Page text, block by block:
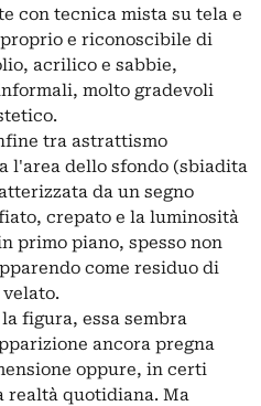
con tecnica mista su tela e
e riconoscibile di
acrilico e sabbie,
molto gradevoli
tra astrattismo
l'area dello sfondo (sbiadita
da un segno
crepato e la luminosità
primo piano, spesso non
come residuo di
figura, essa sembra
ancora pregna
oppure, in certi
realtà quotidiana. Ma